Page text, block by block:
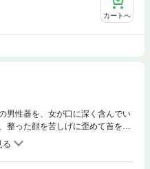
カートへ
男性器を、女が口に深く含んでい
整った顔を苦しげに歪めて首を打
紗の親……つまり義理の母だ。今
し、彼女の母と同居を始めた。忍
奢で、控えめな雰囲気の美しい人